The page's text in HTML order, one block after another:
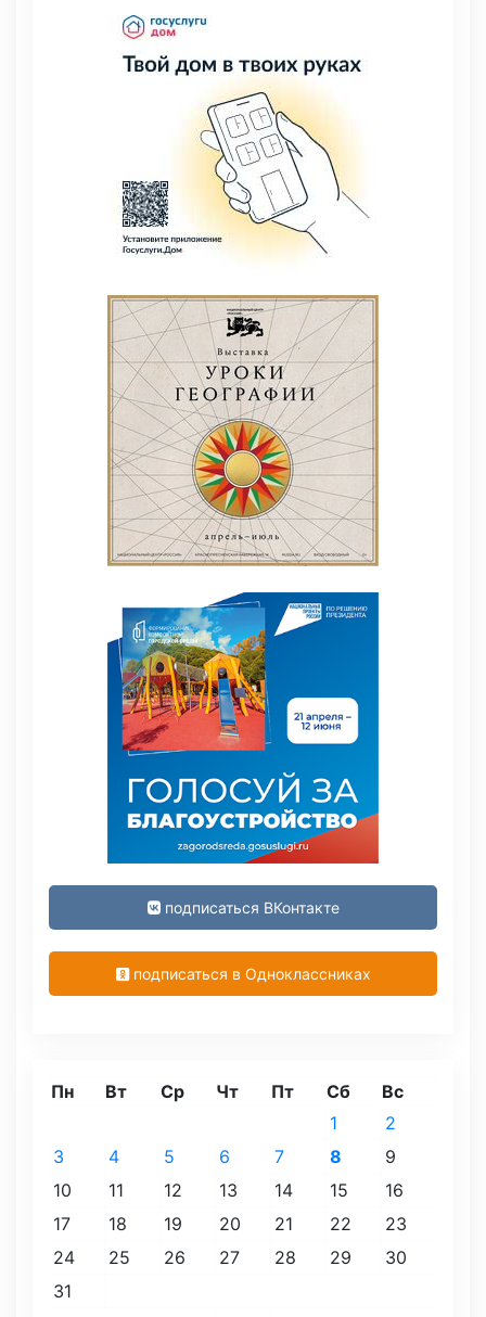
подписаться ВКонтакте
подписаться в Одноклассниках
Пн Вт Ср Чт Пт Сб Вс
1
2
3
4 5 6 7 8
9
10
11 12 13 14 15
16
17
18 19 20 21 22
23
24
25 26 27 28 29
30
31